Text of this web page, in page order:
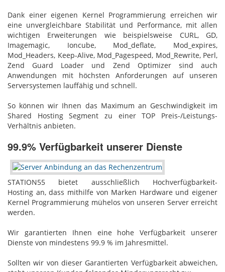
Dank einer eigenen Kernel Programmierung erreichen wir
eine unvergleichbare Stabilität und Performance, mit allen
wichtigen Erweiterungen wie beispielsweise CURL, GD,
Imagemagic, Ioncube, Mod_deflate, Mod_expires,
Mod_Headers, Keep-Alive, Mod_Pagespeed, Mod_Rewrite, Perl,
Zend Guard Loader und Zend Optimizer sind auch
Anwendungen mit höchsten Anforderungen auf unseren
Serversystemen lauffähig und schnell.
So können wir Ihnen das Maximum an Geschwindigkeit im
Shared Hosting Segment zu einer TOP Preis-/Leistungs-
Verhältnis anbieten.
99.9% Verfügbarkeit unserer Dienste
STATION55 bietet ausschließlich Hochverfügbarkeit-
Hosting‎ an, dass mithilfe von Marken Hardware und eigener
Kernel Programmierung mühelos von unseren Server erreicht
werden.
Wir garantierten Ihnen eine hohe Verfügbarkeit unserer
Dienste von mindestens 99.9 % im Jahresmittel.
Sollten wir von dieser Garantierten Verfügbarkeit abweichen,